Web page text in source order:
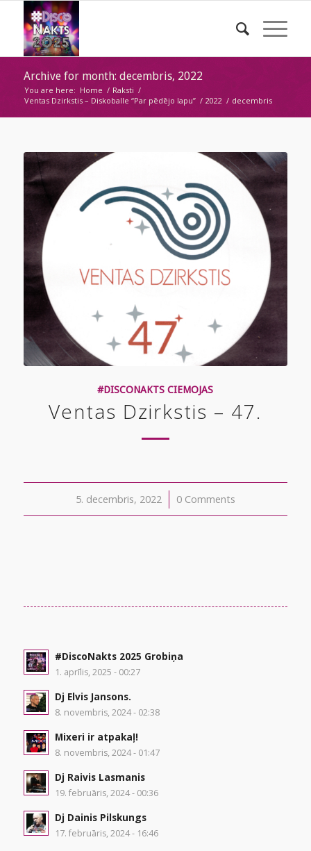
Archive for month: decembris, 2022
You are here: Home / Raksti /
Ventas Dzirkstis – Diskoballe “Par pēdējo lapu” / 2022 / decembris
#DISCONAKTS CIEMOJAS
Ventas Dzirkstis – 47.
5. decembris, 2022
/ 0 Comments
#DiscoNakts 2025 Grobiņa
1. aprīlis, 2025 - 00:27
Dj Elvis Jansons.
8. novembris, 2024 - 02:38
Mixeri ir atpakaļ!
8. novembris, 2024 - 01:47
Dj Raivis Lasmanis
19. februāris, 2024 - 00:36
Dj Dainis Pilskungs
17. februāris, 2024 - 16:46